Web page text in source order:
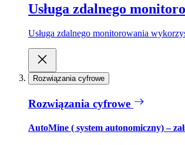
Usługa zdalnego
Usługa zdalnego monitorowania
Rozwiązania cyfrowe
Rozwiązania cyfrowe
AutoMine ( system autonomiczny) –